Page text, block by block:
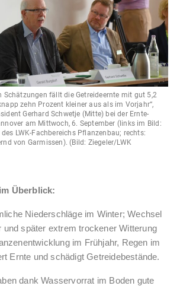
Schätzungen fällt die Getreideernte mit gut 5,2
zehn Prozent kleiner aus als im Vorjahr“,
Gerhard Schwetje (Mitte) bei der Ernte-
am Mittwoch, 6. September (links im Bild:
LWK-Fachbereichs Pflanzenbau; rechts:
von Garmissen). (Bild: Ziegeler/LWK
Überblick:
Niederschläge im Winter; Wechsel
und später extrem trockener Witterung
im Frühjahr, Regen im
Ernte und schädigt Getreidebestände.
dank Wasservorrat im Boden gute